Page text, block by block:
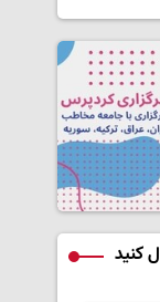
کنید